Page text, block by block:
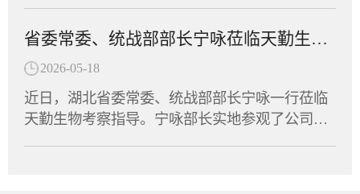
奖”。此次运动会是湖北省民营企业与商协会交流
互动的重要平台，不仅丰富了员工的文体生活，
生物将持续深耕生物医药领域，将体育竞技中的
拼劲与干劲转化为推动企业创新发展的强大动
力，为湖北民营经济高质量发展贡献“天勤力
设计与高效执行，助力项目零延迟抵达FDA审批
窗口。9MW5211是迈威生物自主研发的高度特异
常免疫细胞介导的关键病理机制进行精准干预。
免疫细胞的异常活化及组织浸润是多种自身免疫
疾病发生发展的核心驱动因素。9MW5211所靶向
国开展针对急性髓系白血病、慢性粒单核细胞白
血病以及多发性骨髓瘤等血液瘤的临床试验。作
为全球首款获批进入临床阶段的LILRB4/CD3双
抗，6MW5311的成功申报标志着中国创新药在双
特异性抗体领域再次取得里程碑式突破。天勤生
物全资子公司天勤鑫圣（以下简称“天勤鑫圣”）
省委常委、统战部部长宁咏莅临天勤生物调研指导
2026-05-18
近日，湖北省委常委、统战部部长宁咏一行莅临
天勤生物考察指导。宁咏部长实地参观了公司实